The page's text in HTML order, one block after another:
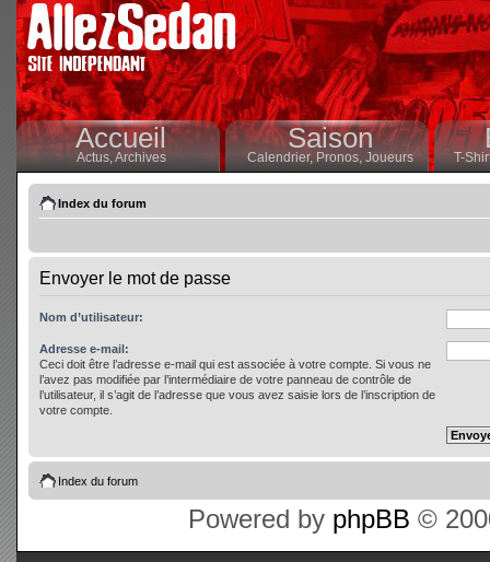
Accueil
Actus,Archives
Saison
Calendrier,Pronos, Joueurs T-
Index du forum
Envoyer le mot de passe
Nom d’utilisateur:
Adresse e-mail:
Ceci doit être l’adresse e-mail qui est associée à votre compte. Si vous ne
l’avez pas modifiée par l’intermédiaire de votre panneau de contrôle de
l’utilisateur, il s’agit de l’adresse que vous avez saisie lors de l’inscription de
votre compte.
Index du forum
Powered by phpBB ©